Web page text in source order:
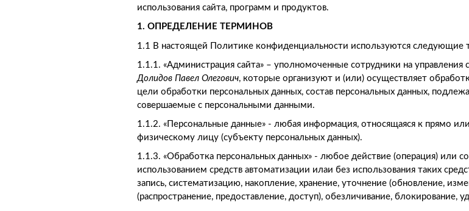
использования сайта, программ и продуктов.
1. ОПРЕДЕЛЕНИЕ ТЕРМИНОВ
1.1 В настоящей Политике конфиденциальности используются следующие
1.1.1. «Администрация сайта» – уполномоченные сотрудники на
Долидов Павел Олегович, которые организуют и (или) осуществляет
цели обработки персональных данных, состав персональных данных,
совершаемые с персональными данными.
1.1.2. «Персональные данные» - любая информация, относящаяся к прямо
физическому лицу (субъекту персональных данных).
1.1.3. «Обработка персональных данных» - любое действие (операция) или
использованием средств автоматизации илaи без использования таких
запись, систематизацию, накопление, хранение, уточнение (обновление,
(распространение, предоставление, доступ), обезличивание, блокирование,